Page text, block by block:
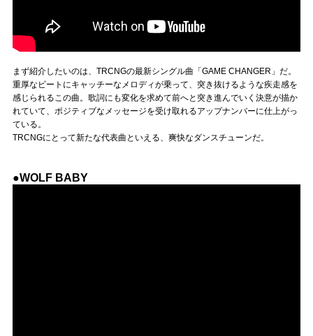
まず紹介したいのは、TRCNGの最新シングル曲「GAME CHANGER」だ。
重厚なビートにキャッチーなメロディが乗って、突き抜けるような疾走感を
感じられるこの曲。歌詞にも変化を求めて前へと突き進んでいく決意が描か
れていて、ポジティブなメッセージを受け取れるアップナンバーに仕上がっ
ている。
TRCNGにとって新たな代表曲といえる、爽快なダンスチューンだ。
●WOLF BABY